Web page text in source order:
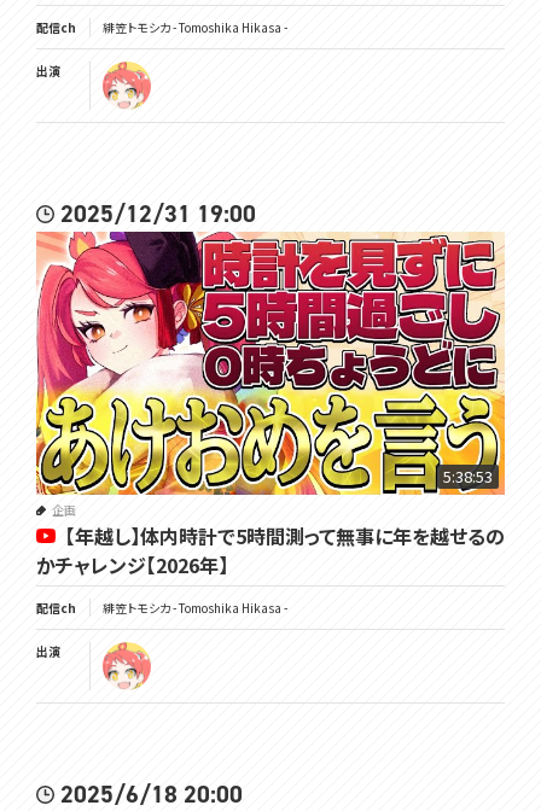
▽ツイッターはここ
https://twitter.com/Tomoshika_H
▽公式サイト
https://voms.net/
#あたシカ
配信ch 緋笠トモシカ - Tomoshika Hikasa -
出演
2025/12/31 19:00
5:38:53
企画
【年越し】体内時計で5時間測って無事に年を越せるの
かチャレンジ【2026年】
配信ch 緋笠トモシカ - Tomoshika Hikasa -
出演
2025/6/18 20:00